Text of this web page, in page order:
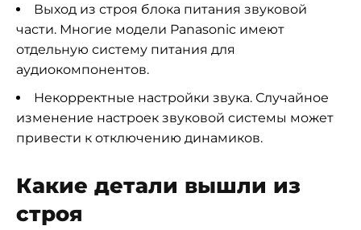
Выход из строя блока питания звуковой
части. Многие модели Panasonic имеют
отдельную систему питания для
аудиокомпонентов.
Некорректные настройки звука. Случайное
изменение настроек звуковой системы может
привести к отключению динамиков.
Какие детали вышли из
строя